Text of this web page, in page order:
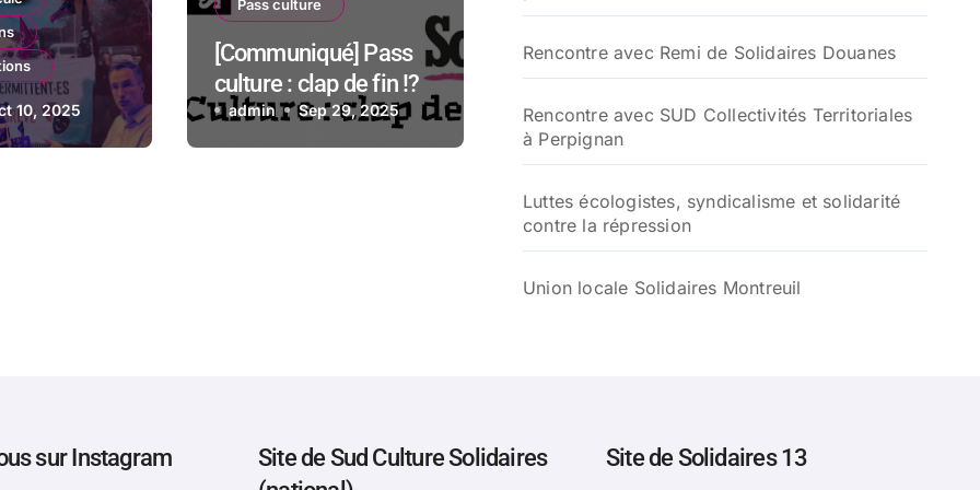
Grève
2025 au
10, 2025
Pass culture
[Communiqué] Pass
culture : clap de fin !?
admin Sep 29, 2025
Rencontre avec Remi de Solidaires Douanes
Rencontre avec SUD Collectivités Territoriales
à Perpignan
Luttes écologistes, syndicalisme et solidarité
contre la répression
Union locale Solidaires Montreuil
sur Instagram
Site de Sud Culture Solidaires
Site de Solidaires 13